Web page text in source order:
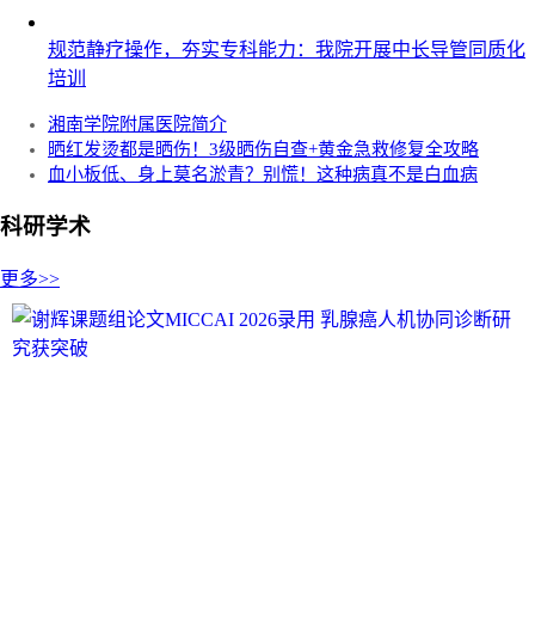
规范静疗操作，夯实专科能力：我院开展中长导管同质化
培训
湘南学院附属医院简介
晒红发烫都是晒伤！3级晒伤自查+黄金急救修复全攻略
血小板低、身上莫名淤青？别慌！这种病真不是白血病
科研学术
更多>>